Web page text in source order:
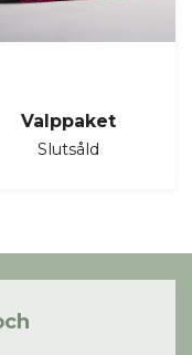
Valppaket
Slutsåld